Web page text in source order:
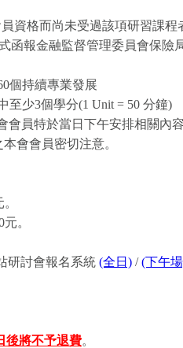
資格而尚未受過該項研習課程
報金融監督管理委員會保險局
個持續專業發展
至少3個學分(1 Unit = 50 分鐘)
員特於當日下午安排相關內容
會會員密切注意。
。
研討會報名系統 (全日) /(下午
後將不予退費。